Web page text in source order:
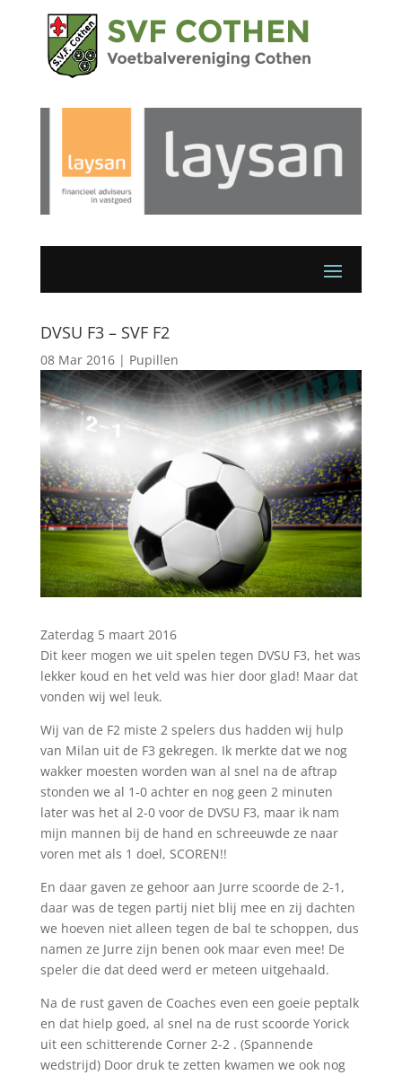
DVSU F3 – SVF F2
08 Mar 2016| Pupillen
Zaterdag 5 maart 2016
Dit keer mogen we uit spelen tegen DVSU F3, het was
lekker koud en het veld was hier door glad! Maar dat
vonden wij wel leuk.
Wij van de F2 miste 2 spelers dus hadden wij hulp
van Milan uit de F3 gekregen. Ik merkte dat we nog
wakker moesten worden wan al snel na de aftrap
stonden we al 1-0 achter en nog geen 2 minuten
later was het al 2-0 voor de DVSU F3, maar ik nam
mijn mannen bij de hand en schreeuwde ze naar
voren met als 1 doel, SCOREN!!
En daar gaven ze gehoor aan Jurre scoorde de 2-1,
daar was de tegen partij niet blij mee en zij dachten
we hoeven niet alleen tegen de bal te schoppen, dus
namen ze Jurre zijn benen ook maar even mee! De
speler die dat deed werd er meteen uitgehaald.
Na de rust gaven de Coaches even een goeie peptalk
en dat hielp goed, al snel na de rust scoorde Yorick
uit een schitterende Corner 2-2 . (Spannende
wedstrijd) Door druk te zetten kwamen we ook nog